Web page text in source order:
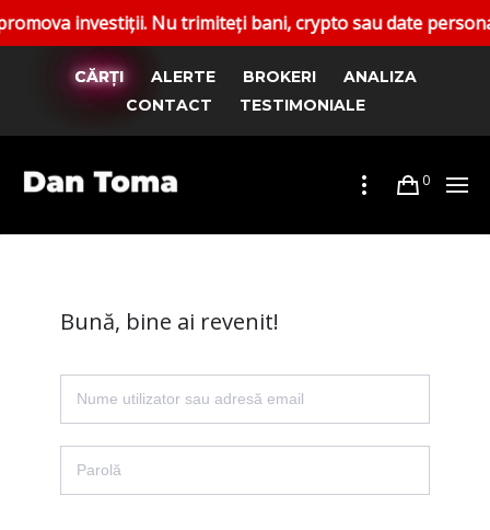
investiții. Nu trimiteți bani, crypto sau date
CĂRȚI ALERTE BROKERI
ANALIZA
CONTACT
TESTIMONIALE
0
Bună, bine ai revenit!